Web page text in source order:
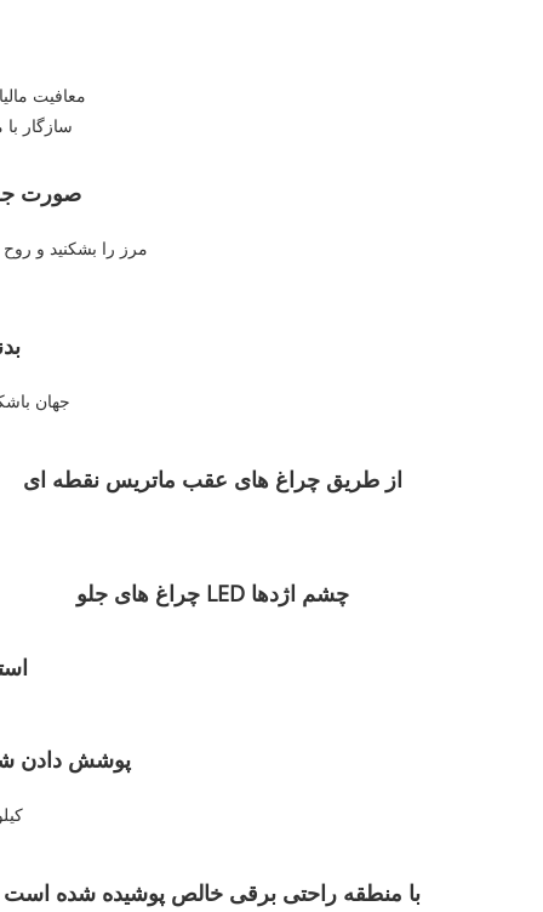
معافیت
سازگار
صورت
مرز را بشکنید و
جهان
از طریق چراغ های عقب ماتریس نقطه ای
چراغ های جلو LED چشم اژدها
پوشش دادن
71
با منطقه راحتی برقی خالص پوشیده شده است